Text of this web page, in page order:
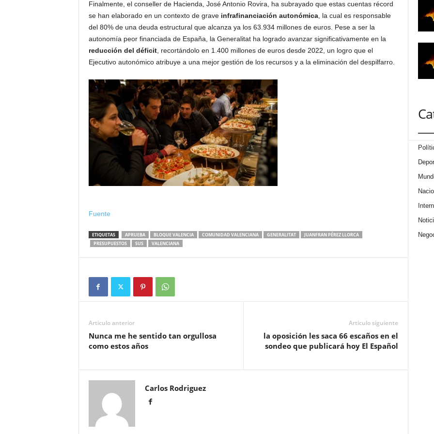
Finalmente, el conseller de Hacienda, José Antonio Rovira, ha subrayado que estas cuentas récord
se han elaborado en un contexto de grave infrafinanciación autonómica, la cual es responsable
del 80% de una deuda estructural que alcanza ya los 63.934 millones de euros. Pese a ser la
autonomía peor financiada de España, la Generalitat ha logrado avanzar significativamente en la
reducción del déficit, recortándolo en 1.400 millones de euros desde 2022, un logro que el
Ejecutivo autonómico atribuye a una mejor gestión de los recursos y a la eliminación del despilfarro.
Fuente
ETIQUETAS APRUEBA BLOQUE VALENCIA COMUNIDAD VALENCIANA GENERALITAT
JUANFRAN PÉREZ LLORCA
PRESUPUESTOS
SUS VALENCIANA
Artículo anterior
Nunca me he sentido tan orgullosa
como estos años
Artículo siguiente
la oposición les saca 66 escaños en el
sondeo que publicará hoy El Español
Carlos Rodriguez